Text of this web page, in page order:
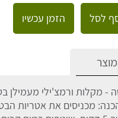
לסל הזמן עכשיו
- מקלות ורמצ'ילי מעמילן
מכניסים את אטריות